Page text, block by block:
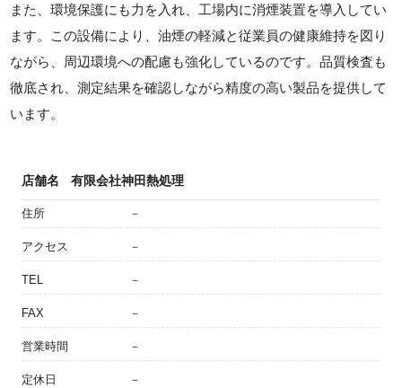
また、環境保護にも力を入れ、工場内に消煙装置を導入してい
ます。この設備により、油煙の軽減と従業員の健康維持を図り
ながら、周辺環境への配慮も強化しているのです。品質検査も
徹底され、測定結果を確認しながら精度の高い製品を提供して
います。
店舗名 有限会社神田熱処理
住所 －
アクセス －
TEL －
FAX －
営業時間 －
定休日 －